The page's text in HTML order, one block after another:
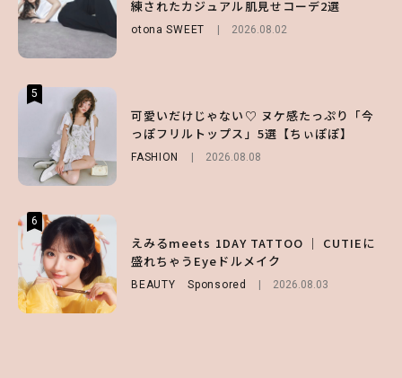
練されたカジュアル肌見せコーデ2選
otona SWEET 2026.08.02
5
可愛いだけじゃない♡ ヌケ感たっぷり「今
っぽフリルトップス」5選【ちぃぽぽ】
FASHION 2026.08.08
6
えみるmeets 1DAY TATTOO ｜ CUTIEに
盛れちゃうEyeドルメイク
BEAUTY Sponsored 2026.08.03
ッドな秋はじめ｜2026秋の新作コーデ4選
FASHION Sponsored 2026.07.10
5
【ALD1】グループの魅力＆素顔に迫る♡ 一
問一答をお届け！【sweet web独占】
ENTERTAINMENT 2026.08.03
6
【庄司浩平】初デートの勝負服は？夏の思い
出や最近のハマりものを深掘り
ENTERTAINMENT 2026.08.08
チェック！
2026.07.31
5
月直伝♡ ドライシャンプー「バティスト」
を使ったプロ級スタイリング3選
Sponsored
6
【GU】夏の“主役級”アイテム決定！ヘルシ
ー＆可愛すぎる「大人の肌見せ」トップス3
選
2026.07.19